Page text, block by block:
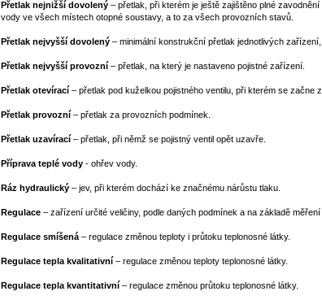
Přetlak nejnižší dovolený– přetlak, při kterém je ještě zajištěno plné
vody ve všech místech otopné soustavy, a to za všech provozních stavů.
Přetlak nejvyšší dovolený– minimální konstrukční přetlak jednotlivých
Přetlak nejvyšší provozní– přetlak, na který je nastaveno pojistné zařízení.
Přetlak otevírací– přetlak pod kuželkou pojistného ventilu, při kterém se začne
Přetlak provozní– přetlak za provozních podmínek.
Přetlak uzavírací– přetlak, při němž se pojistný ventil opět uzavře.
Příprava teplé vody- ohřev vody.
Ráz hydraulický– jev, při kterém dochází ke značnému nárůstu tlaku.
Regulace– zařízení určité veličiny, podle daných podmínek a na základě měření
Regulace smíšená– regulace změnou teploty i průtoku teplonosné látky.
Regulace tepla kvalitativní– regulace změnou teploty teplonosné látky.
Regulace tepla kvantitativní– regulace změnou průtoku teplonosné látky.